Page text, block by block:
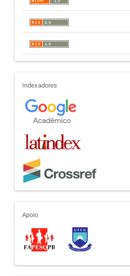
indexadores
Indexadores
apoio
Apoio